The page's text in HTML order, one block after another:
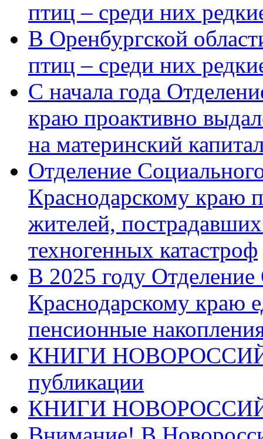
птиц – среди них
В Оренбургской
птиц – среди них
С начала года
краю проактивно
на материнский
Отделение
Краснодарскому краю
жителей,
техногенных катастроф
В 2025 году
Краснодарскому краю
пенсионные
КНИГИ
публикации
КНИГИ